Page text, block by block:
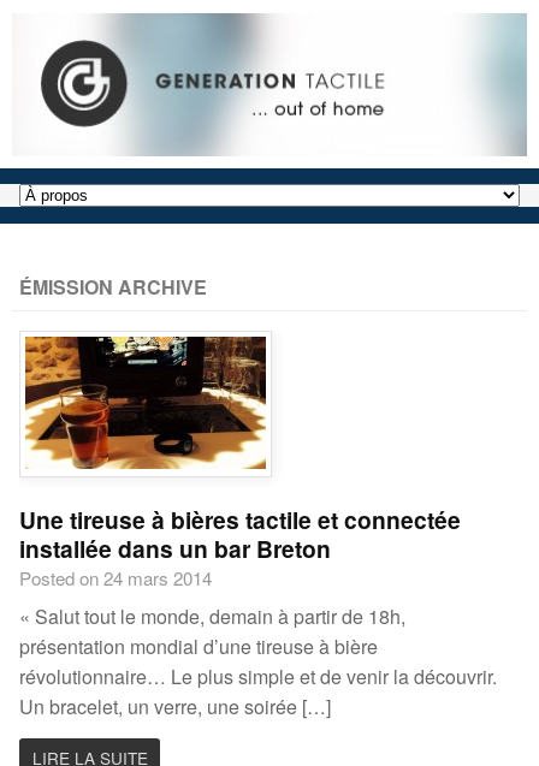
ÉMISSION ARCHIVE
Une tireuse à bières tactile et connectée
installée dans un bar Breton
Posted on 24 mars 2014
« Salut tout le monde, demain à partir de 18h,
présentation mondial d’une tireuse à bière
révolutionnaire… Le plus simple et de venir la découvrir.
Un bracelet, un verre, une soirée […]
LIRE LA SUITE